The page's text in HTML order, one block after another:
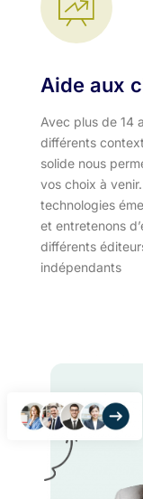
Aide aux
Avec plus de 14
différents
solide nous
vos choix à
technologies
et entretenons
différents
indépendants